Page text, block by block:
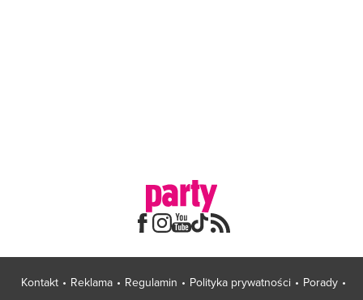
Kontakt Reklama Regulamin Polityka prywatności
Porady